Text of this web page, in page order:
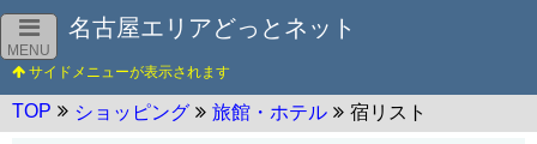
MENU
名古屋エリアどっとネット
TOP ショッピング 旅館・ホテル 宿リスト